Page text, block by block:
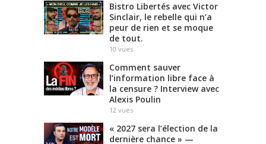
Bistro Libertés avec Victor
Sinclair, le rebelle qui n’a
peur de rien et se moque
de tout.
10 vues
Comment sauver
l’information libre face à
la censure ? Interview avec
Alexis Poulin
12 vues
« 2027 sera l’élection de la
dernière chance » —